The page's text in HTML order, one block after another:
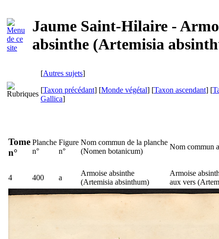
Jaume Saint-Hilaire -
absinthe (Artemisia
[Autres sujets]
[Taxon précédant] [Monde végétal] [Taxon ascendant] [
Gallica]
Tome
n°
Planche
n°
Figure
n°
Nom commun de la planche
(Nomen botanicum)
Nom commun
4 400 a
Armoise absinthe
(Artemisia absinthum)
Armoise
aux vers (